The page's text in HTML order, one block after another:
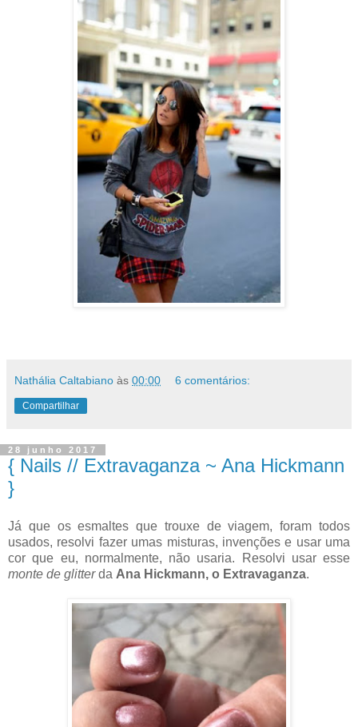
Nathália Caltabiano às 00:00 6 comentários:
Compartilhar
28 junho 2017
{ Nails // Extravaganza ~ Ana Hickmann
}
Já que os esmaltes que trouxe de viagem, foram todos
usados, resolvi fazer umas misturas, invenções e usar uma
cor que eu, normalmente, não usaria. Resolvi usar esse
monte de glitterda Ana Hickmann, o Extravaganza.